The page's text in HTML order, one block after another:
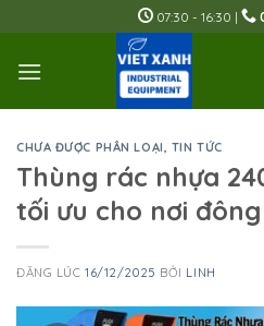
to
content
07:30 - 16:30 |
CHƯA ĐƯỢC PHÂN LOẠI, TIN TỨC
Thùng rác nhựa
tối ưu cho nơi
ĐĂNG LÚC16/12/2025 BỞI LINH